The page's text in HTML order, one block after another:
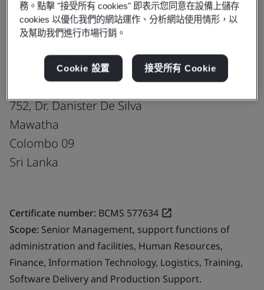
Virtusa Pvt. Ltd.
752, Dr. Danister De Silva
Mawatha
Colombo 09
Sri Lanka
Certificate number: BCMS 577634
Scope: Senior Management, support functions of
administration and facilities, Human Resources,
Finance, Information Technology, Logistics, Training,
Software Delivery and Production Support.
務。點擊 "接受所有 cookies" 即表示您同意在設備上儲存
cookies 以優化我們的網站運作、分析網站使用情形，以
及幫助我們進行市場行銷。
Cookie 設置 接受所有 Cookie